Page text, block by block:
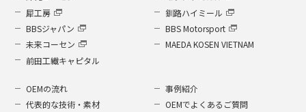
犀工房
釧路ハイミール
BBSジャパン
BBS Motorsport
未来コーセン
MAEDA KOSEN VIETNAM
前田工繊キャピタル
OEMの流れ
事例紹介
代表的な技術・素材
OEMでよくあるご質問